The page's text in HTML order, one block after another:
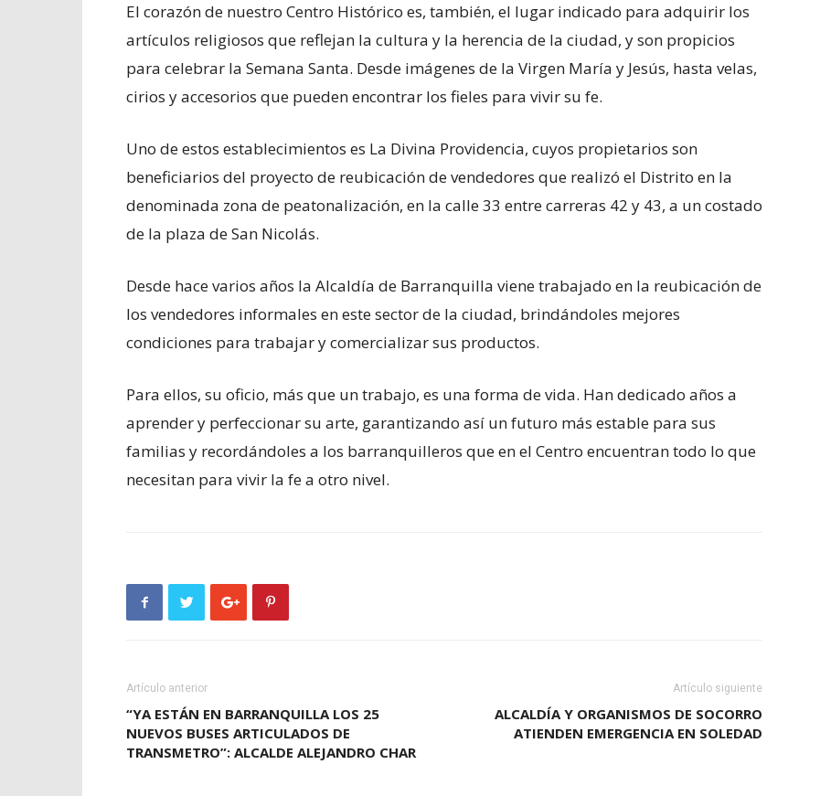
El corazón de nuestro Centro Histórico es, también, el lugar indicado para adquirir los
artículos religiosos que reflejan la cultura y la herencia de la ciudad, y son propicios
para celebrar la Semana Santa. Desde imágenes de la Virgen María y Jesús, hasta velas,
cirios y accesorios que pueden encontrar los fieles para vivir su fe.
Uno de estos establecimientos es La Divina Providencia, cuyos propietarios son
beneficiarios del proyecto de reubicación de vendedores que realizó el Distrito en la
denominada zona de peatonalización, en la calle 33 entre carreras 42 y 43, a un costado
de la plaza de San Nicolás.
Desde hace varios años la Alcaldía de Barranquilla viene trabajado en la reubicación de
los vendedores informales en este sector de la ciudad, brindándoles mejores
condiciones para trabajar y comercializar sus productos.
Para ellos, su oficio, más que un trabajo, es una forma de vida. Han dedicado años a
aprender y perfeccionar su arte, garantizando así un futuro más estable para sus
familias y recordándoles a los barranquilleros que en el Centro encuentran todo lo que
necesitan para vivir la fe a otro nivel.
Artículo anterior
“YA ESTÁN EN BARRANQUILLA LOS 25
NUEVOS BUSES ARTICULADOS DE
TRANSMETRO”: ALCALDE ALEJANDRO CHAR
Artículo siguiente
ALCALDÍA Y ORGANISMOS DE SOCORRO
ATIENDEN EMERGENCIA EN SOLEDAD